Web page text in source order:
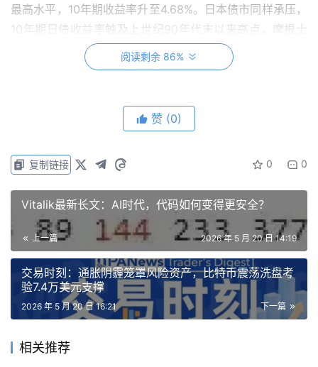
最高水平，10年期收益率升至4.68%。日本债市同样承压，
10年期日债收益率触及上世纪90年代末以来高点，摩根士
丹利日本区CEO警告，若日本央行6月未能加息，日元汇率
恐将面临跌至170或升至140的剧烈震荡，或将对债市和汇
美联储新任主席Kevin Warsh尚未正式宣誓就职，便已被市
Subadra Rajappa指出，这对Warsh的鸽派倾向构成挑战。
政恶化，当前通往降息的唯一途径是经济衰退。特朗普突然
改口称“会让他自己定利率”，分析师Derek Tang认为这是
白宫为6月不降息提前找借口。
日本股市方面，日经225指数连续5日下跌，跌破60,000点
大关，软银集团一度跌超8%，创下4月28日以来最大单日
跌幅。此外，韩国股市同样遭遇重创，受到三星与工会15小
指数重挫超3%，跌破7100点。分析师Eamonn Sheridan指
阅读剩余 86%
赞 (0)
0 0
复制链接
Vitalik最新长文：AI时代，代码如何变得更安全？
上一篇 2026 年 5 月 20 日 14:19
交易时刻：通胀阴霾笼罩风险资产，比特币震荡洗盘考
验7.4万美元支撑
下一篇
2026 年 5 月 20 日 16:21
相关推荐